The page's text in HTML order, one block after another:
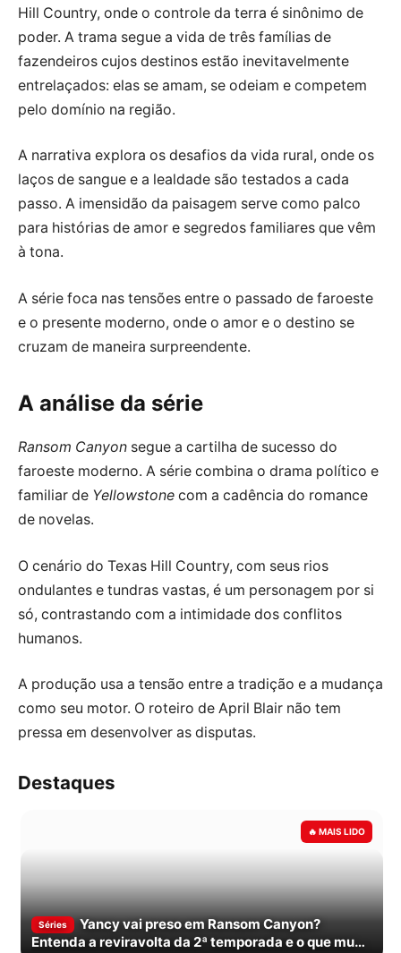
Hill Country, onde o controle da terra é sinônimo de
poder. A trama segue a vida de três famílias de
fazendeiros cujos destinos estão inevitavelmente
entrelaçados: elas se amam, se odeiam e competem
pelo domínio na região.
A narrativa explora os desafios da vida rural, onde os
laços de sangue e a lealdade são testados a cada
passo. A imensidão da paisagem serve como palco
para histórias de amor e segredos familiares que vêm
à tona.
A série foca nas tensões entre o passado de faroeste
e o presente moderno, onde o amor e o destino se
cruzam de maneira surpreendente.
A análise da série
Ransom Canyon segue a cartilha de sucesso do
faroeste moderno. A série combina o drama político e
familiar de Yellowstone com a cadência do romance
de novelas.
O cenário do Texas Hill Country, com seus rios
ondulantes e tundras vastas, é um personagem por si
só, contrastando com a intimidade dos conflitos
humanos.
A produção usa a tensão entre a tradição e a mudança
como seu motor. O roteiro de April Blair não tem
pressa em desenvolver as disputas.
Destaques
Séries
Yancy vai preso em Ransom Canyon?
Entenda a reviravolta da 2ª temporada e o que muda